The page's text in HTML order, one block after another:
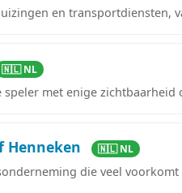
en transportdiensten,
🇳🇱 NL
speler met enige
Henneken 🇳🇱 NL
die veel